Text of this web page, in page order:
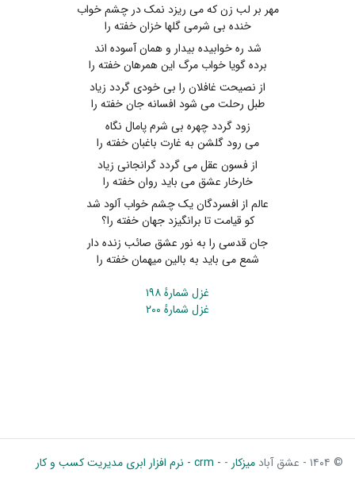
مهر بر لب زن که می ریزد نمک در چشم خواب
خنده بی شرمی گلها خزان خفته را
شد ره خوابیده بیدار و همان آسوده اند
برده گویا خواب مرگ این همرهان خفته را
از نصیحت غافلان را بی خودی گردد زیاد
طبل رحلت می شود افسانه جان خفته را
زود گردد چهره بی شرم پامال نگاه
می رود گلشن به غارت باغبان خفته را
از فسون عقل می گردد گرانجانی زیاد
خارخار عشق می باید روان خفته را
عالم از افسردگان یک چشم خواب آلود شد
کو قیامت تا برانگیزد جهان خفته را؟
جان قدسی را به نور عشق صائب زنده دار
شمع می باید به بالین میهمان خفته را
غزل شمارهٔ ۱۹۸
غزل شمارهٔ ۲۰۰
© ۱۴۰۴ - عشق آباد میزکار - - crm - نرم افزار ابری مدیریت کسب و کار